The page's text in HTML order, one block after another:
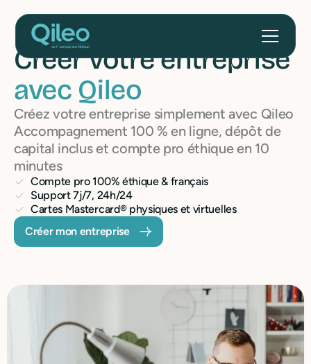
Créer votre entreprise
avec Qileo
Créez votre entreprise simplement avec Qileo
Accompagnement 100 % en ligne, dépôt de
capital inclus et compte pro éthique en 10
minutes
Compte pro 100% éthique & français
Support 7j/7, 24h/24
Cartes Mastercard® physiques et virtuelles
Créer mon entreprise